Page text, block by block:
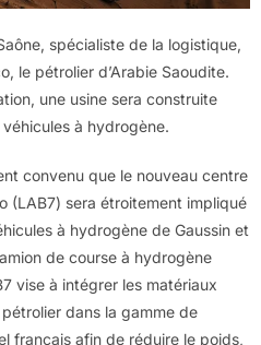
spécialiste de la logistique,
le pétrolier d’Arabie Saoudite.
une usine sera construite
à hydrogène.
convenu que le nouveau centre
(LAB7) sera étroitement impliqué
à hydrogène de Gaussin et
de course à hydrogène
vise à intégrer les matériaux
dans la gamme de
français afin de réduire le poids,